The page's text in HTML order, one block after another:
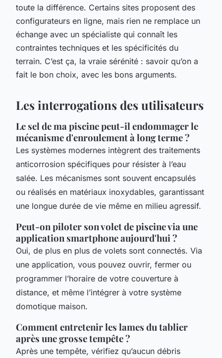
toute la différence. Certains sites proposent des
configurateurs en ligne, mais rien ne remplace un
échange avec un spécialiste qui connaît les
contraintes techniques et les spécificités du
terrain. C’est ça, la vraie sérénité : savoir qu’on a
fait le bon choix, avec les bons arguments.
Les interrogations des utilisateurs
Le sel de ma piscine peut-il endommager le
mécanisme d'enroulement à long terme ?
Les systèmes modernes intègrent des traitements
anticorrosion spécifiques pour résister à l’eau
salée. Les mécanismes sont souvent encapsulés
ou réalisés en matériaux inoxydables, garantissant
une longue durée de vie même en milieu agressif.
Peut-on piloter son volet de piscine via une
application smartphone aujourd'hui ?
Oui, de plus en plus de volets sont connectés. Via
une application, vous pouvez ouvrir, fermer ou
programmer l’horaire de votre couverture à
distance, et même l’intégrer à votre système
domotique maison.
Comment entretenir les lames du tablier
après une grosse tempête ?
Après une tempête, vérifiez qu’aucun débris